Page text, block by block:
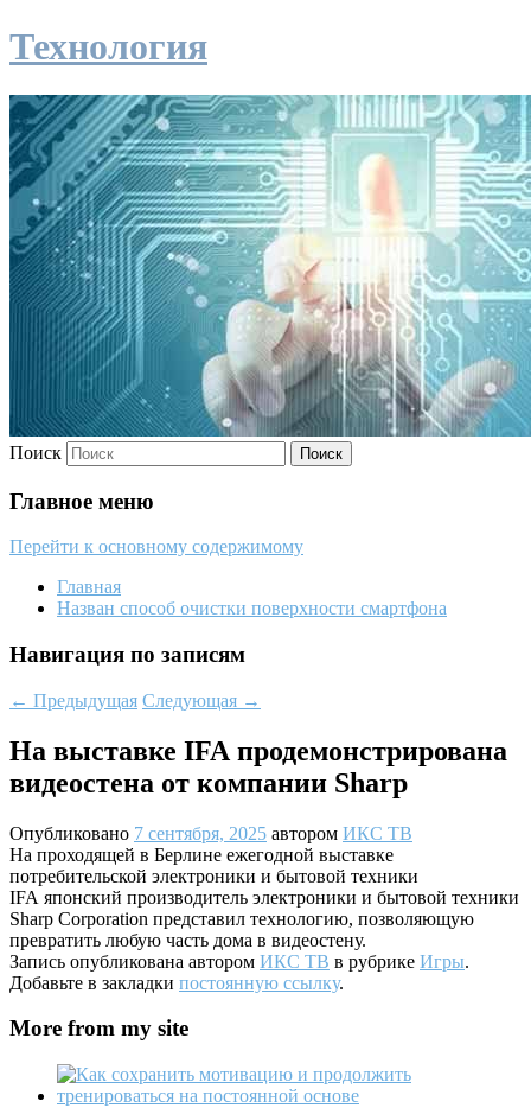
Технология
Поиск
Главное меню
Перейти к основному содержимому
Главная
Назван способ очистки поверхности смартфона
Навигация по записям
← Предыдущая Следующая →
На выставке IFA продемонстрирована
видеостена от компании Sharp
Опубликовано 7 сентября, 2025 автором ИКС ТВ
На проходящей в Берлине ежегодной выставке
потребительской электроники и бытовой техники
IFA японский производитель электроники и бытовой техники
Sharp Corporation представил технологию, позволяющую
превратить любую часть дома в видеостену.
Запись опубликована автором ИКС ТВ в рубрике Игры.
Добавьте в закладки постоянную ссылку.
More from my site